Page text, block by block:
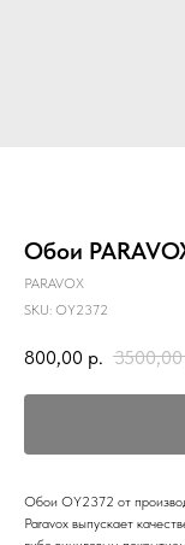
Обои
PARAVOX
SKU: OY2372
800,00 р. 3500,00
Обои OY2372 от
Paravox выпускает